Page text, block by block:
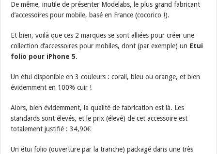
De même, inutile de présenter Modelabs, le plus grand fabricant
d’accessoires pour mobile, basé en France (cocorico !).
Et bien, voilà que ces 2 marques se sont alliées pour créer une
collection d’accessoires pour mobiles, dont (par exemple) un Etui
folio pour iPhone 5.
Un étui disponible en 3 couleurs : corail, bleu ou orange, et bien
évidemment en 100% cuir !
Alors, bien évidemment, la qualité de fabrication est là. Les
standards sont élevés, et le prix (élevé) de cet accessoire est
totalement justifié : 34,90€
Un étui folio (ouverture par la tranche) packagé dans une très